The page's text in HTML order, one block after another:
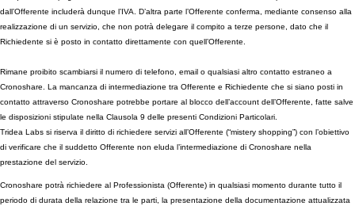
dall’Offerente includerà dunque l’IVA. D’altra parte l’Offerente conferma, mediante consenso alla
realizzazione di un servizio, che non potrà delegare il compito a terze persone, dato che il
Richiedente si è posto in contatto direttamente con quell’Offerente.
Rimane proibito scambiarsi il numero di telefono, email o qualsiasi altro contatto estraneo a
Cronoshare. La mancanza di intermediazione tra Offerente e Richiedente che si siano posti in
contatto attraverso Cronoshare potrebbe portare al blocco dell’account dell’Offerente, fatte salve
le disposizioni stipulate nella Clausola 9 delle presenti Condizioni Particolari.
Tridea Labs si riserva il diritto di richiedere servizi all’Offerente (“mistery shopping”) con l’obiettivo
di verificare che il suddetto Offerente non eluda l’intermediazione di Cronoshare nella
prestazione del servizio.
Cronoshare potrà richiedere al Professionista (Offerente) in qualsiasi momento durante tutto il
periodo di durata della relazione tra le parti, la presentazione della documentazione attualizzata